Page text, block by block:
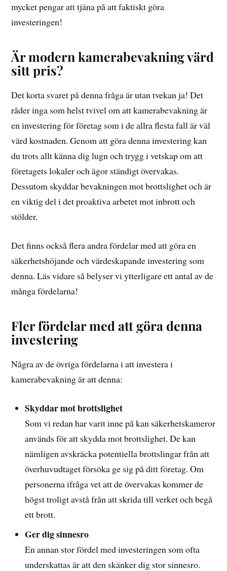
mycket pengar att tjäna på att faktiskt göra
investeringen!
Är modern kamerabevakning värd
sitt pris?
Det korta svaret på denna fråga är utan tvekan ja! Det
råder inga som helst tvivel om att kamerabevakning är
en investering för företag som i de allra flesta fall är väl
värd kostnaden. Genom att göra denna investering kan
du trots allt känna dig lugn och trygg i vetskap om att
företagets lokaler och ägor ständigt övervakas.
Dessutom skyddar bevakningen mot brottslighet och är
en viktig del i det proaktiva arbetet mot inbrott och
stölder.
Det finns också flera andra fördelar med att göra en
säkerhetshöjande och värdeskapande investering som
denna. Läs vidare så belyser vi ytterligare ett antal av de
många fördelarna!
Fler fördelar med att göra denna
investering
Några av de övriga fördelarna i att investera i
kamerabevakning är att denna:
Skyddar mot brottslighet
Som vi redan har varit inne på kan säkerhetskameror
används för att skydda mot brottslighet. De kan
nämligen avskräcka potentiella brottslingar från att
överhuvudtaget försöka ge sig på ditt företag. Om
personerna ifråga vet att de övervakas kommer de
högst troligt avstå från att skrida till verket och begå
ett brott.
Ger dig sinnesro
En annan stor fördel med investeringen som ofta
underskattas är att den skänker dig stor sinnesro.